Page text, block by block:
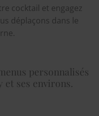
cocktail et engagez
déplaçons dans le
personnalisés
et ses environs.